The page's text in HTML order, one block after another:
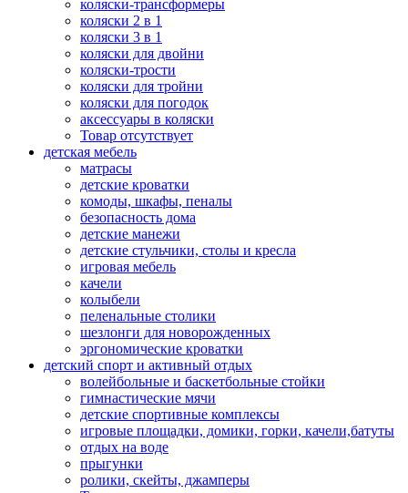
коляски-трансформеры
коляски 2 в 1
коляски 3 в 1
коляски для двойни
коляски-трости
коляски для тройни
коляски для погодок
аксессуары в коляски
Товар отсутствует
детская мебель
матрасы
детские кроватки
комоды, шкафы, пеналы
безопасность дома
детские манежи
детские стульчики, столы и кресла
игровая мебель
качели
колыбели
пеленальные столики
шезлонги для новорожденных
эргономические кроватки
детский спорт и активный отдых
волейбольные и баскетбольные стойки
гимнастические мячи
детские спортивные комплексы
игровые площадки, домики, горки, качели,батуты
отдых на воде
прыгунки
ролики, скейты, джамперы